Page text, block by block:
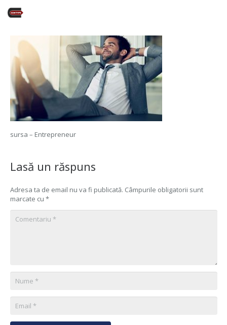
sursa – Entrepreneur
Lasă un răspuns
Adresa ta de email nu va fi publicată. Câmpurile obligatorii sunt
marcate cu *